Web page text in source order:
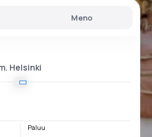
Meno
Paluu